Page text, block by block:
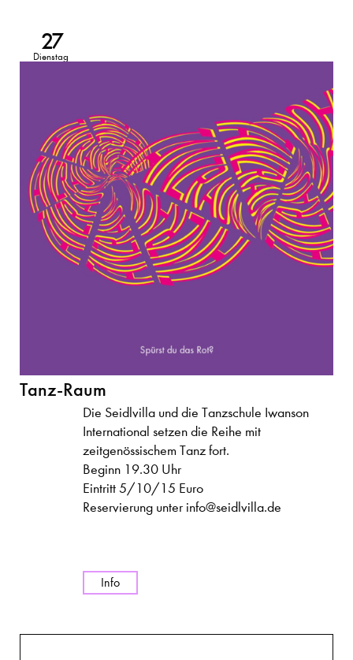
27
Dienstag
Tanz-Raum
Die Seidlvilla und die Tanzschule Iwanson
International setzen die Reihe mit
zeitgenössischem Tanz fort.
Beginn 19.30 Uhr
Eintritt 5/10/15 Euro
Reservierung unterinfo@seidlvilla.de
Info